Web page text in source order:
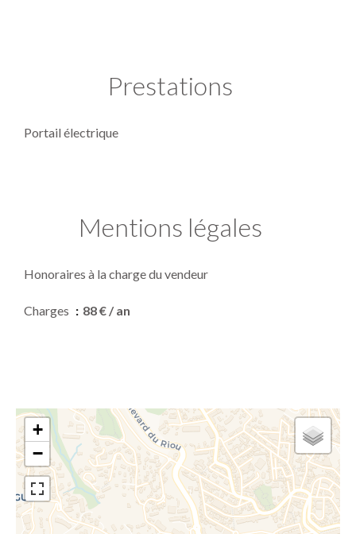
Prestations
Portail électrique
Mentions légales
Honoraires à la charge du vendeur
Charges 88 € / an
+
−